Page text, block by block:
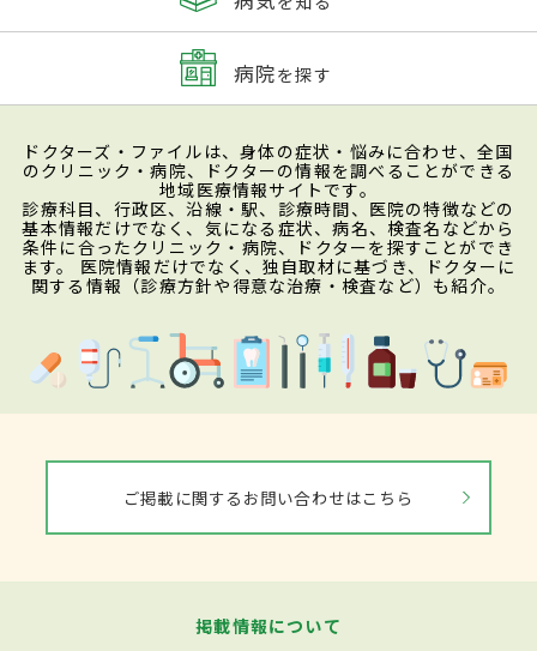
病院を探す
ドクターズ・ファイルは、身体の症状・悩みに合わせ、全国
のクリニック・病院、ドクターの情報を調べることができる
地域医療情報サイトです。
診療科目、行政区、沿線・駅、診療時間、医院の特徴などの
基本情報だけでなく、気になる症状、病名、検査名などから
条件に合ったクリニック・病院、ドクターを探すことができ
ます。 医院情報だけでなく、独自取材に基づき、ドクターに
関する情報（診療方針や得意な治療・検査など）も紹介。
ご掲載に関するお問い合わせはこちら
掲載情報について